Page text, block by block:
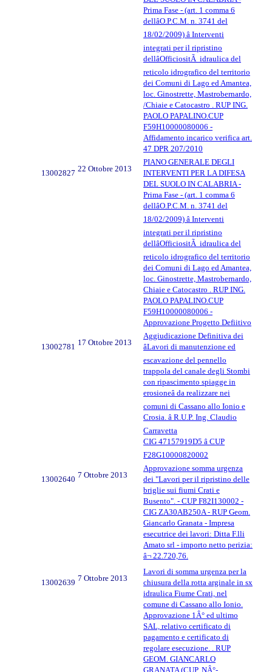
Prima Fase - (art. 1 comma 6
dellâO.P.C.M. n. 3741 del
18/02/2009) â Interventi
integrati per il ripristino
dellâOfficiositÃ idraulica del
reticolo idrografico del territorio
dei Comuni di Lago ed Amantea,
loc. Ginostrette, Mastrobernardo,
/Chiaie e Catocastro . RUP ING.
PAOLO PAPALINO.CUP
F59H10000080006 -
Affidamento incarico verifica art.
47 DPR 207/2010
13002827 22 Ottobre 2013
PIANO GENERALE DEGLI
INTERVENTI PER LA DIFESA
DEL SUOLO IN CALABRIA -
Prima Fase - (art. 1 comma 6
dellâO.P.C.M. n. 3741 del
18/02/2009) â Interventi
integrati per il ripristino
dellâOfficiositÃ idraulica del
reticolo idrografico del territorio
dei Comuni di Lago ed Amantea,
loc. Ginostrette, Mastrobernardo,
Chiaie e Catocastro . RUP ING.
PAOLO PAPALINO.CUP
F59H10000080006 -
Approvazione Progetto Defiitivo
13002781 17 Ottobre 2013
Aggiudicazione Definitiva dei
âLavori di manutenzione ed
escavazione del pennello
trappola del canale degli Stombi
con ripascimento spiagge in
erosioneâ da realizzare nei
comuni di Cassano allo Ionio e
Crosia. â R.U.P. Ing. Claudio
Carravetta
CIG 47157919D5 â CUP
F28G10000820002
13002640 7 Ottobre 2013
Approvazione somma urgenza
dei "Lavori per il ripristino delle
briglie sui fiumi Crati e
Busento". - CUP F82I130002 -
CIG ZA30AB250A - RUP Geom.
Giancarlo Granata - Impresa
esecutrice dei lavori: Ditta F.lli
Amato srl - importo netto perizia:
â¬ 22.720,76.
13002639 7 Ottobre 2013
Lavori di somma urgenza per la
chiusura della rotta arginale in sx
idraulica Fiume Crati, nel
comune di Cassano allo Ionio.
Approvazione 1Â° ed ultimo
SAL, relativo certificato di
pagamento e certificato di
regolare esecuzione. . RUP
GEOM. GIANCARLO
GRANATA (CUP. NÂ°-